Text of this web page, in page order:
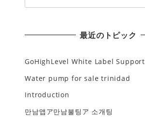
索
最近のトピック
GoHighLevel White Label Support
Water pump for sale trinidad
Introduction
만남앱ア만남불팅ア 소개팅